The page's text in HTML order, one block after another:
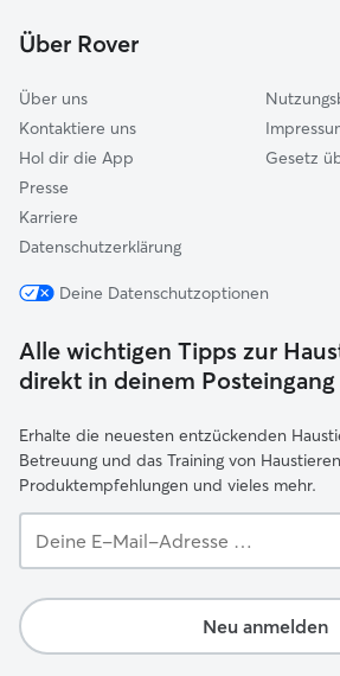
Hohenahr
Über Rover
Über uns
Kontaktiere uns
Hol dir die App
Presse
Karriere
Datenschutzerklärung
Gesetz
Deine Datenschutzoptionen
Alle wichtigen Tipps zur
direkt in deinem Posteingang
Erhalte die neuesten entzückenden
Betreuung und das Training von
Produktempfehlungen und vieles mehr.
E-
Adresse …
Neu anmelden